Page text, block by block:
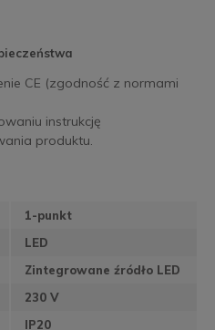
CE (zgodność z normami
instrukcję
produktu.
1-punkt
LED
Zintegrowane źródło LED
230 V
IP20